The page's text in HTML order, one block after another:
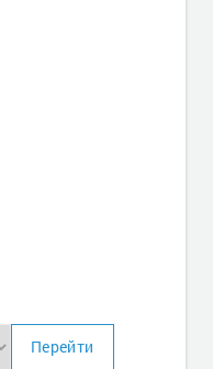
Перейти